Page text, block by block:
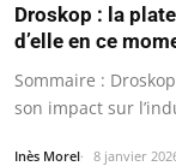
Droskop : la
d’elle en ce
Sommaire :
son impact sur
Inès Morel 8 janvier